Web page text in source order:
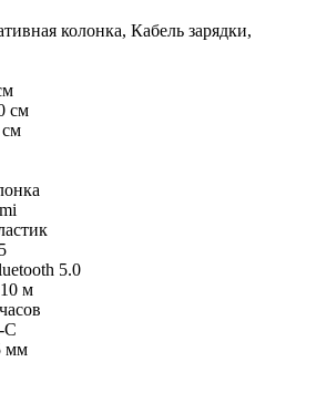
колонка, Кабель зарядки,
см
см
5.0
м
C
мм